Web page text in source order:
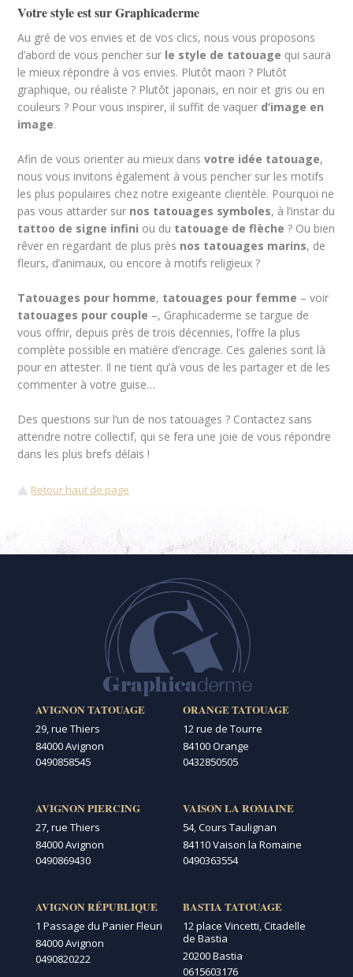
Votre style est sur Graphicaderme
Au gré de vos envies et de vos clics, nous vous proposons
d’abord de vous pencher sur le style de tatouage qui saura
le mieux répondre à vos envies. Plutôt maori ? Plutôt
graphique, ou réaliste ? Plutôt japonais, en noir et gris ou en
couleurs ? Pour vous inspirer, il suffit de vaquer d’image en
image.
Afin de vous orienter au mieux dansvotre idée tatouage,
nous vous invitons également à vous pencher sur les motifs
les plus populaires chez notre exigeante clientèle. Pourquoi ne
pas vous attarder sur nos tatouages symboles, à l’instar du
tattoo de signe infini ou du tatouage de flèche ? Ou bien
rêver en regardant de plus près nos tatouages marins, de
fleurs, d’animaux, ou encore à motifs religieux ?
Tatouages pour homme, tatouages pour femme – voir
tatouages pour couple –, Graphicaderme se targue de
vous offrir, depuis près de trois décennies, l’offre la plus
complète possible en matière d’encrage. Ces galeries sont là
pour en attester. Il ne tient qu’à vous de les partager et de les
commenter à votre guise…
Des questions sur l’un de nos tatouages ? Contactez sans
attendre notre collectif, qui se fera une joie de vous répondre
dans les plus brefs délais !
Retour haut de page
AVIGNON TATOUAGE
29, rue Thiers
84000 Avignon
0490858545
AVIGNON PIERCING
27, rue Thiers
84000 Avignon
0490869430
AVIGNON RÉPUBLIQUE
1 Passage du Panier Fleuri
84000 Avignon
0490820222
ORANGE TATOUAGE
12 rue de Tourre
84100 Orange
0432850505
VAISON LA ROMAINE
54, Cours Taulignan
84110 Vaison la Romaine
0490363554
BASTIA TATOUAGE
12 place Vincetti, Citadelle
de Bastia
20200 Bastia
0615603176